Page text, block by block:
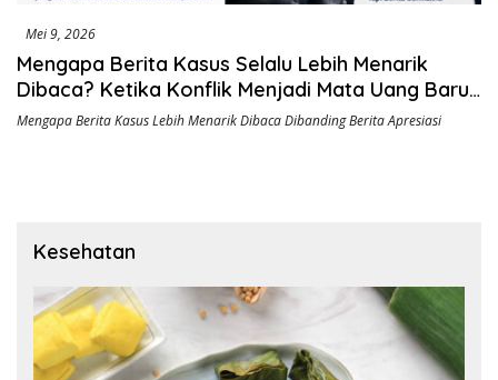
Mei 9, 2026
Mengapa Berita Kasus Selalu Lebih Menarik
Dibaca? Ketika Konflik Menjadi Mata Uang Baru
di Era Digital
Mengapa Berita Kasus Lebih Menarik Dibaca Dibanding Berita Apresiasi
Kesehatan